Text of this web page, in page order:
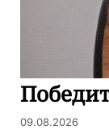
09.08.2026